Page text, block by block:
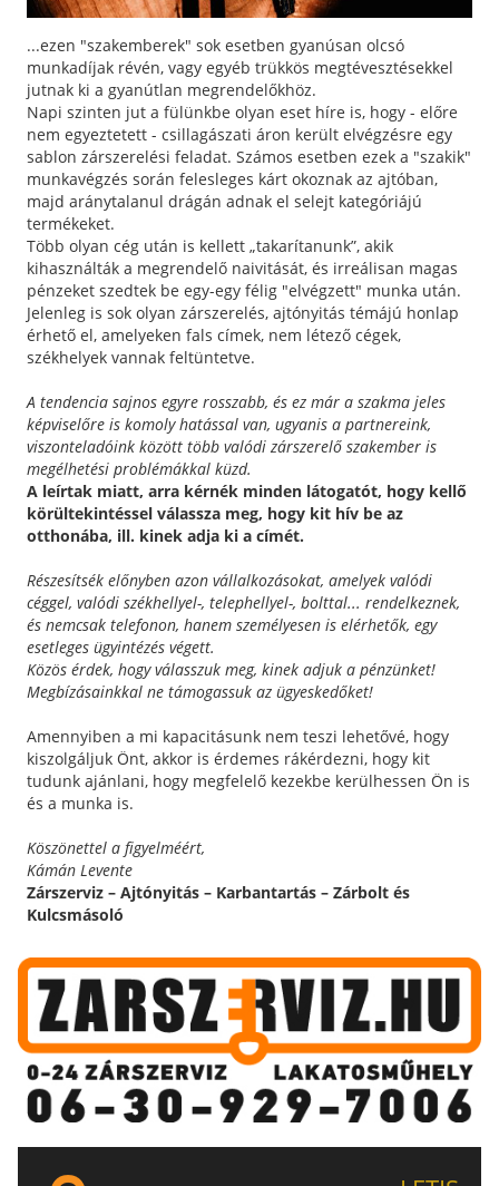
...ezen "szakemberek" sok esetben gyanúsan olcsó
munkadíjak révén, vagy egyéb trükkös megtévesztésekkel
jutnak ki a gyanútlan megrendelőkhöz.
Napi szinten jut a fülünkbe olyan eset híre is, hogy - előre
nem egyeztetett - csillagászati áron került elvégzésre egy
sablon zárszerelési feladat. Számos esetben ezek a "szakik"
munkavégzés során felesleges kárt okoznak az ajtóban,
majd aránytalanul drágán adnak el selejt kategóriájú
termékeket.
Több olyan cég után is kellett „takarítanunk”, akik
kihasználták a megrendelő naivitását, és irreálisan magas
pénzeket szedtek be egy-egy félig "elvégzett" munka után.
Jelenleg is sok olyan zárszerelés, ajtónyitás témájú honlap
érhető el, amelyeken fals címek, nem létező cégek,
székhelyek vannak feltüntetve.
A tendencia sajnos egyre rosszabb, és ez már a szakma jeles
képviselőre is komoly hatással van, ugyanis a partnereink,
viszonteladóink között több valódi zárszerelő szakember is
megélhetési problémákkal küzd.
A leírtak miatt, arra kérnék minden látogatót, hogy kellő
körültekintéssel válassza meg, hogy kit hív be az
otthonába, ill. kinek adja ki a címét.
Részesítsék előnyben azon vállalkozásokat, amelyek valódi
céggel, valódi székhellyel-, telephellyel-, bolttal... rendelkeznek,
és nemcsak telefonon, hanem személyesen is elérhetők, egy
esetleges ügyintézés végett.
Közös érdek, hogy válasszuk meg, kinek adjuk a pénzünket!
Megbízásainkkal ne támogassuk az ügyeskedőket!
Amennyiben a mi kapacitásunk nem teszi lehetővé, hogy
kiszolgáljuk Önt, akkor is érdemes rákérdezni, hogy kit
tudunk ajánlani, hogy megfelelő kezekbe kerülhessen Ön is
és a munka is.
Köszönettel a figyelméért,
Kámán Levente
Zárszerviz – Ajtónyitás – Karbantartás – Zárbolt és
Kulcsmásoló